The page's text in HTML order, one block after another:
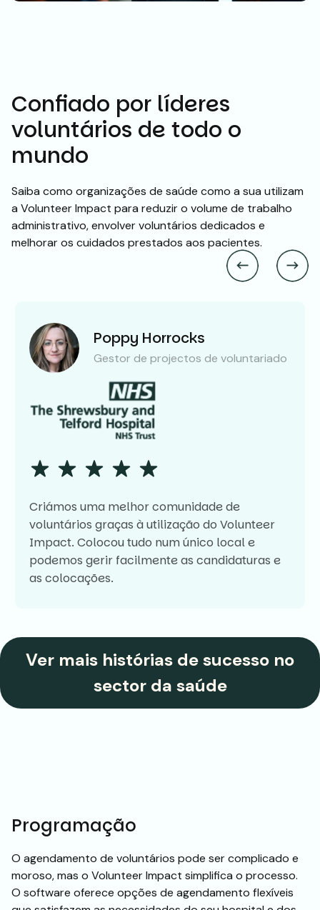
Confiado por líderes
voluntários de todo o
mundo
Saiba como organizações de saúde como a sua utilizam
a Volunteer Impact para reduzir o volume de trabalho
administrativo, envolver voluntários dedicados e
melhorar os cuidados prestados aos pacientes.
Poppy Horrocks
Gestor de projectos de voluntariado
Criámos uma melhor comunidade de
voluntários graças à utilização do Volunteer
Impact. Colocou tudo num único local e
podemos gerir facilmente as candidaturas e
as colocações.
Ver mais histórias de sucesso no
sector da saúde
Programação
O agendamento de voluntários pode ser complicado e
moroso, mas o Volunteer Impact simplifica o processo.
O software oferece opções de agendamento flexíveis